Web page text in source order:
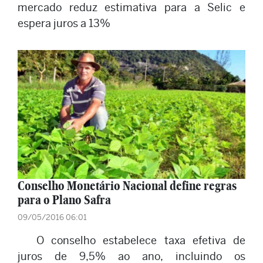
mercado reduz estimativa para a Selic e
espera juros a 13%
Conselho Monetário Nacional define regras
para o Plano Safra
09/05/2016 06:01
O conselho estabelece taxa efetiva de
juros de 9,5% ao ano, incluindo os